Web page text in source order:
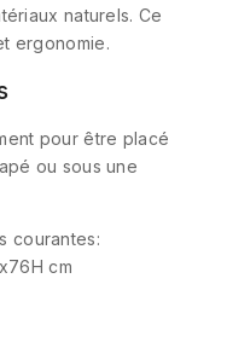
naturels. Ce
ergonomie.
pour être placé
ou sous une
courantes:
cm